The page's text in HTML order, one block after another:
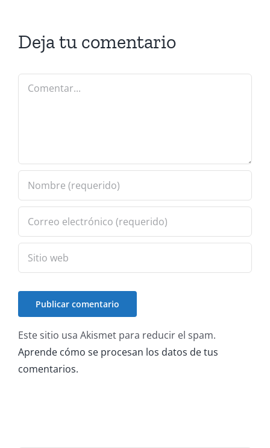
Deja tu comentario
Comentar
Este sitio usa Akismet para reducir el spam.
Aprende cómo se procesan los datos de tus
comentarios.